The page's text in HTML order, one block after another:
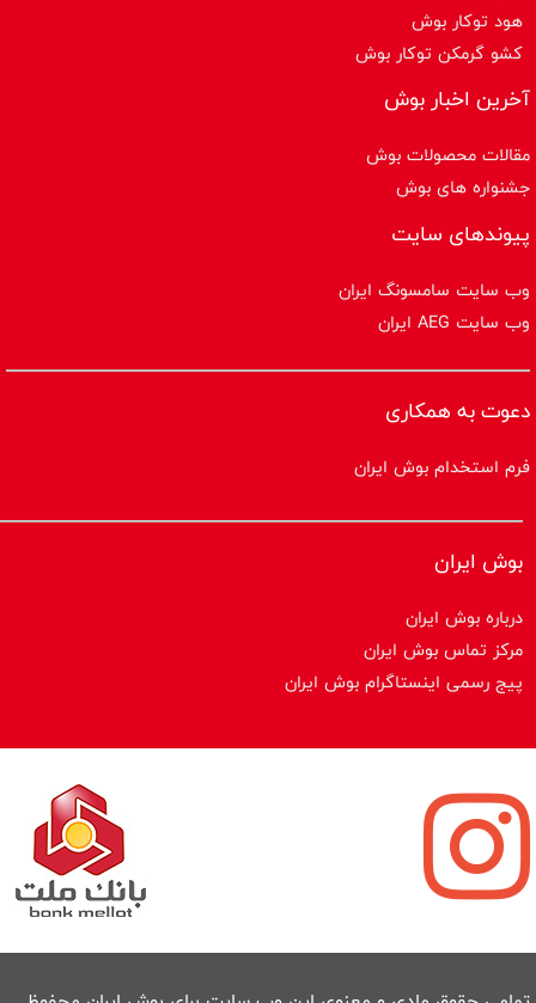
هود توکار بوش
کشو گرمکن توکار بوش
آخرین اخبار بوش
مقالات محصولات بوش
جشنواره های بوش
پیوندهای سایت
وب سایت سامسونگ ایران
وب سایت AEG ایران
دعوت به همکاری
فرم استخدام بوش ایران
بوش ایران
درباره بوش ایران
مرکز تماس بوش ایران
پیج رسمی اینستاگرام بوش ایران